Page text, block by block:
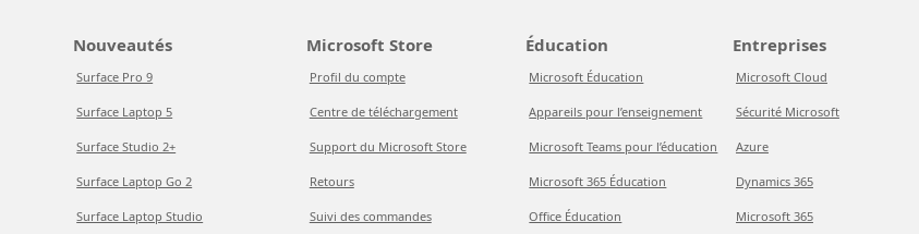
Nouveautés
Surface Pro 9
Surface Laptop 5
Surface Studio 2+
Surface Laptop Go 2
Surface Laptop Studio
Microsoft Store
Profil du compte
Centre de téléchargement
Support du Microsoft Store
Retours
Suivi des commandes
Éducation
Microsoft Éducation
Appareils pour l’enseignement
Microsoft Teams pour l’éducation
Microsoft 365 Éducation
Office Éducation
Entreprises
Microsoft Cloud
Sécurité Microsoft
Azure
Dynamics 365
Microsoft 365